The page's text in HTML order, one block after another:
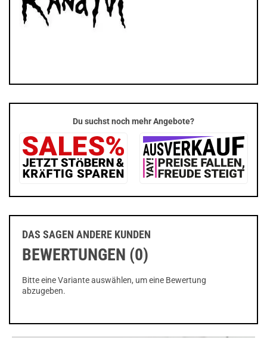
Du suchst noch mehr Angebote?
DAS SAGEN ANDERE KUNDEN
BEWERTUNGEN (0)
Bitte eine Variante auswählen, um eine Bewertung
abzugeben.